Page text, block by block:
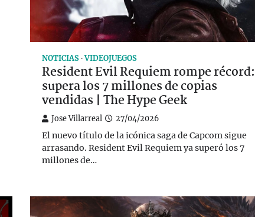
NOTICIAS VIDEOJUEGOS
Resident Evil Requiem rompe récord:
supera los 7 millones de copias
vendidas | The Hype Geek
Jose Villarreal 27/04/2026
El nuevo título de la icónica saga de Capcom sigue
arrasando. Resident Evil Requiem ya superó los 7
millones de…